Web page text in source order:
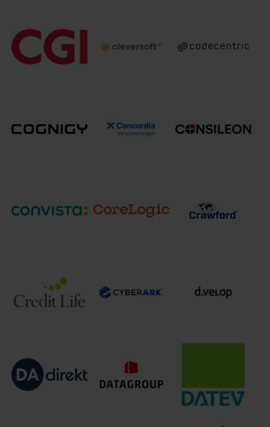
CAST GmbH Deutschland
GmbH
Versicherungs-
AG
CGI GmbH codecentric AG
Cognigy Versicherungs-
Gesellschaft a.G.
Business
Consultancy
GmbH
ConVista
Consulting AG CoreLogic (Deutschland)
Credit Life
CyberArk
GmbH